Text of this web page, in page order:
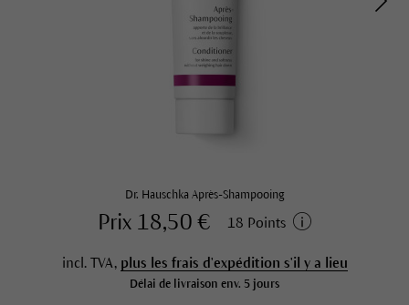
Dr. Hauschka Après-Shampooing
Prix 18,50 € 18 Points
incl. TVA, plus les frais d'expédition s'il y a lieu
Délai de livraison env. 5 jours